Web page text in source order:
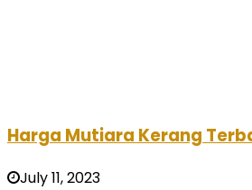
Harga Mutiara Kerang
July 11, 2023